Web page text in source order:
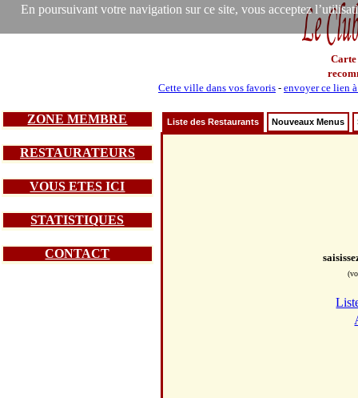
En poursuivant votre navigation sur ce site, vous acceptez
Carte
Cette ville dans vos favoris - envoyer ce lien
ZONE MEMBRE
RESTAURATEURS
VOUS ETES ICI
STATISTIQUES
CONTACT
Liste des Restaurants Nouveaux Menus